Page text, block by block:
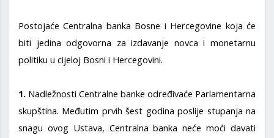
Postojaće Centralna banka Bosne i Hercegovine koja će
biti jedina odgovorna za izdavanje novca i monetarnu
politiku u cijeloj Bosni i Hercegovini.
1. Nadležnosti Centralne banke određivaće Parlamentarna
skupština. Međutim prvih šest godina poslije stupanja na
snagu ovog Ustava, Centralna banka neće moći davati